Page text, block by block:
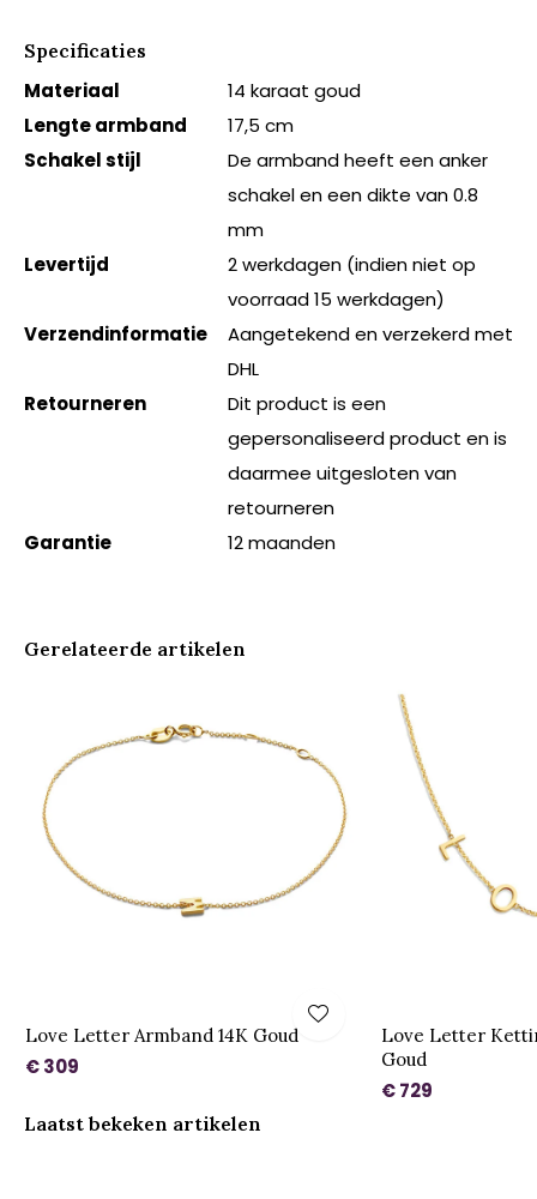
Specificaties
Materiaal
14 karaat goud
Lengte armband
17,5 cm
Schakel stijl
De armband heeft een anker
schakel en een dikte van 0.8
mm
Levertijd
2 werkdagen (indien niet op
voorraad 15 werkdagen)
Verzendinformatie
Aangetekend en verzekerd met
DHL
Retourneren
Dit product is een
gepersonaliseerd product en is
daarmee uitgesloten van
retourneren
Garantie
12 maanden
Gerelateerde artikelen
Love Letter Armband 14K Goud
€ 309
Love Letter
Goud
€ 729
Laatst bekeken artikelen